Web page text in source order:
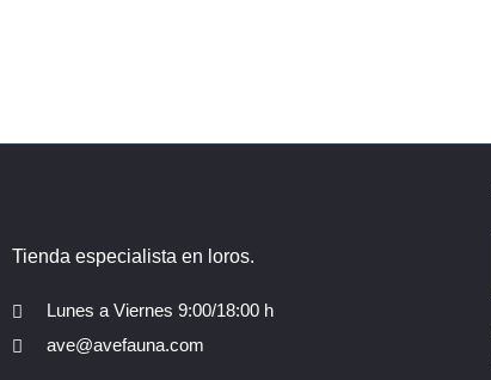
Tienda especialista en loros.
Lunes a Viernes 9:00/18:00 h
ave@avefauna.com